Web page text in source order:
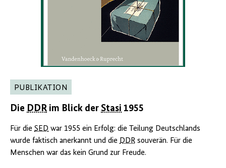
PUBLIKATION
Die DDR im Blick der Stasi 1955
Für die SED war 1955 ein Erfolg: die Teilung Deutschlands
wurde faktisch anerkannt und die DDR souverän. Für die
Menschen war das kein Grund zur Freude.